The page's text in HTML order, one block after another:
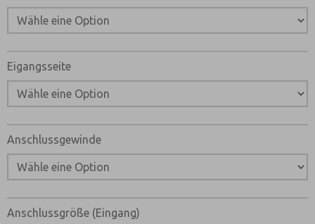
Eigangsseite
Anschlussgewinde
Anschlussgröße (Eingang)
Bitte senden Sie mir entsprechend Ihrer
jederzeit widerruflich Informationen zu Ihrem
dass die von mir angegebenen Daten elektronisch
werden. Meine Daten werden dabei nur streng
und Beantwortung meiner Anfrage benutzt. Mit dem
Kontaktformulars stimme ich der Verarbeitung zu.